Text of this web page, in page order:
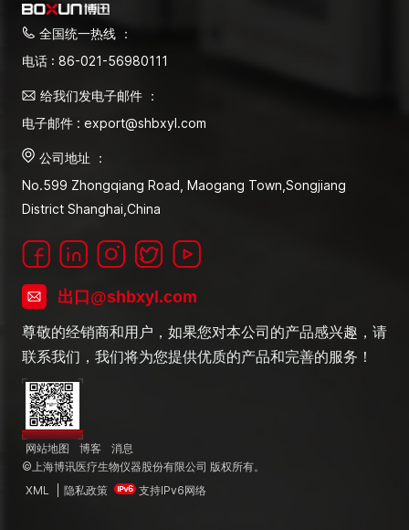
全国统一热线 ：
电话 : 86-021-56980111
给我们发电子邮件 ：
电子邮件 : export@shbxyl.com
公司地址 ：
No.599 Zhongqiang Road, Maogang Town,Songjiang
District Shanghai,China
出口@shbxyl.com
尊敬的经销商和用户，如果您对本公司的产品感兴趣，请
联系我们，我们将为您提供优质的产品和完善的服务！
网站地图 博客
消息
©上海博讯医疗生物仪器股份有限公司 版权所有。
XML
隐私政策 支持IPv6网络